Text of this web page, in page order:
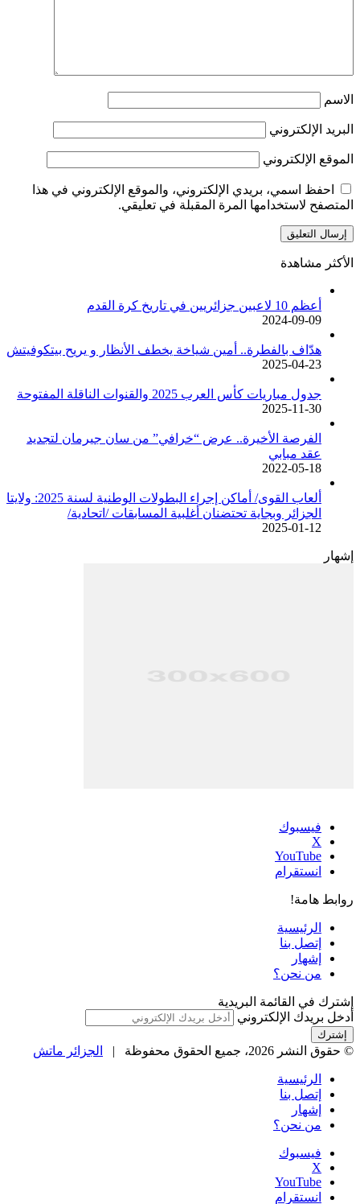
الاسم
البريد الإلكتروني
الموقع الإلكتروني
احفظ اسمي، بريدي الإلكتروني، والموقع الإلكتروني في هذا
المتصفح لاستخدامها المرة المقبلة في تعليقي.
الأكثر مشاهدة
أعظم 10 لاعبين جزائريين في تاريخ كرة القدم
2024-09-09
هدّاف بالفطرة.. أمين شياخة يخطف الأنظار و يريح بيتكوفيتش
2025-04-23
جدول مباريات كأس العرب 2025 والقنوات الناقلة المفتوحة
2025-11-30
الفرصة الأخيرة.. عرض “خرافي” من سان جيرمان لتجديد
عقد مبابي
2022-05-18
ألعاب القوى/ أماكن إجراء البطولات الوطنية لسنة 2025: ولايتا
الجزائر وبجاية تحتضنان أغلبية المسابقات /اتحادية/
2025-01-12
إشهار
فيسبوك
‫X
‫YouTube
انستقرام
روابط هامة!
الرئيسية
إتصل بنا
إشهار
من نحن؟
إشترك في القائمة البريدية
أدخل بريدك الإلكتروني
© حقوق النشر 2026، جميع الحقوق محفوظة | الجزائر ماتش
الرئيسية
إتصل بنا
إشهار
من نحن؟
فيسبوك
‫X
‫YouTube
انستقرام